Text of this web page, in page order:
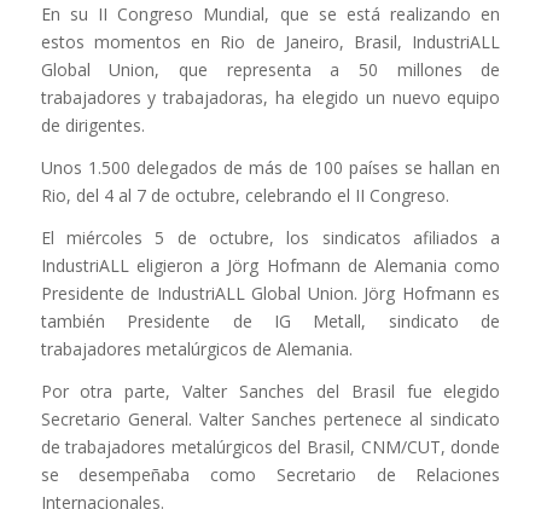
En su II Congreso Mundial, que se está realizando en
estos momentos en Rio de Janeiro, Brasil, IndustriALL
Global Union, que representa a 50 millones de
trabajadores y trabajadoras, ha elegido un nuevo equipo
de dirigentes.
Unos 1.500 delegados de más de 100 países se hallan en
Rio, del 4 al 7 de octubre, celebrando el II Congreso.
El miércoles 5 de octubre, los sindicatos afiliados a
IndustriALL eligieron a Jörg Hofmann de Alemania como
Presidente de IndustriALL Global Union. Jörg Hofmann es
también Presidente de IG Metall, sindicato de
trabajadores metalúrgicos de Alemania.
Por otra parte, Valter Sanches del Brasil fue elegido
Secretario General. Valter Sanches pertenece al sindicato
de trabajadores metalúrgicos del Brasil, CNM/CUT, donde
se desempeñaba como Secretario de Relaciones
Internacionales.